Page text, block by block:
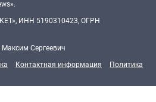
ИНН 5190310423, ОГРН
Сергеевич
Контактная информация
Политика